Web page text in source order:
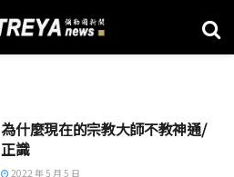
為什麼現在的宗教大師不教神通/
正識
2022 年 5 月 5 日